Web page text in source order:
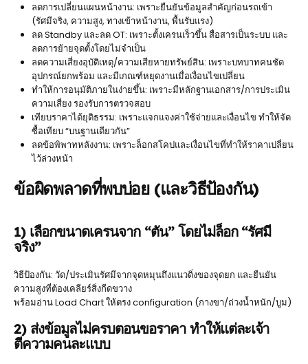
ลดการเปลี่ยนแผนหน้างาน: เพราะยืนยันข้อมูลสำคัญก่อนรถเข้า
(รัศมีจริง, ความสูง, ทางเข้าหน้างาน, พื้นรับแรง)
ลด Standby และลด OT: เพราะตั้งเครนเร็วขึ้น สื่อสารเป็นระบบ และ
ลดการย้ายจุดตั้งโดยไม่จำเป็น
ลดความเสี่ยงอุบัติเหตุ/ความเสียหายทรัพย์สิน: เพราะบทบาทคนชัด
อุปกรณ์ยกพร้อม และมีเกณฑ์หยุดงานเมื่อเงื่อนไขเปลี่ยน
ทำให้การอนุมัติภายในง่ายขึ้น: เพราะมีหลักฐานเอกสาร/การประเมิน
ความเสี่ยง รองรับการตรวจสอบ
เทียบราคาได้ยุติธรรม: เพราะแจกแจงค่าใช้จ่ายและเงื่อนไข ทำให้จัด
ซื้อเทียบ “บนฐานเดียวกัน”
ลดข้อพิพาทหลังงาน: เพราะล็อกสโคปและเงื่อนไขที่ทำให้ราคาเปลี่ยน
ไว้ล่วงหน้า
ข้อผิดพลาดที่พบบ่อย (และวิธีป้องกัน)
1) เลือกขนาดเครนจาก “ตัน” โดยไม่ล็อก “รัศมี
จริง”
วิธีป้องกัน: วัด/ประเมินรัศมีจากจุดหมุนถึงแนวดิ่งของจุดยก และยืนยัน
ความสูงที่ต้องเคลียร์สิ่งกีดขวาง
พร้อมอ่าน Load Chart ให้ตรง configuration (กางขา/ถ่วงน้ำหนัก/บูม)
2) ส่งข้อมูลไม่ครบตอนขอราคา ทำให้แต่ละเจ้า
ตีความคนละแบบ